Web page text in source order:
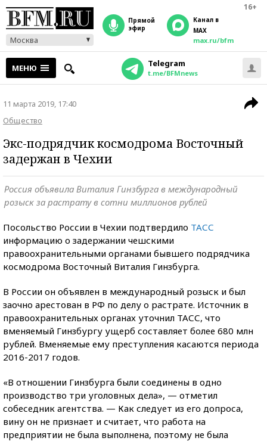
16+
Москва
прямой
эфир
Канал в
MAX
max.ru/bfm
МЕНЮ Telegram
t.me/BFMnews
11 марта 2019, 17:40
Общество
Экс-подрядчик космодрома Восточный
задержан в Чехии
Россия объявила Виталия Гинзбурга в международный
розыск за растрату в сотни миллионов рублей
Посольство России в Чехии подтвердило ТАСС
информацию о задержании чешскими
правоохранительными органами бывшего подрядчика
космодрома Восточный Виталия Гинзбурга.
В России он объявлен в международный розыск и был
заочно арестован в РФ по делу о растрате. Источник в
правоохранительных органах уточнил ТАСС, что
вменяемый Гинзбургу ущерб составляет более 680 млн
рублей. Вменяемые ему преступления касаются периода
2016-2017 годов.
«В отношении Гинзбурга были соединены в одно
производство три уголовных дела», — отметил
собеседник агентства. — Как следует из его допроса,
вину он не признает и считает, что работа на
предприятии не была выполнена, поэтому не была